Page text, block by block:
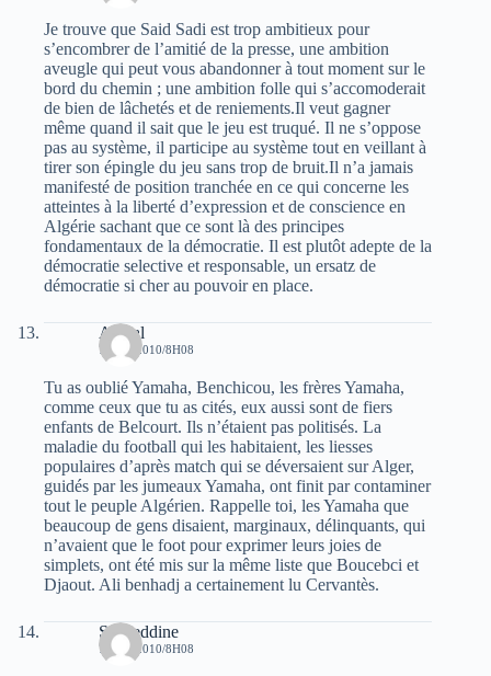
Je trouve que Said Sadi est trop ambitieux pour
s’encombrer de l’amitié de la presse, une ambition
aveugle qui peut vous abandonner à tout moment sur le
bord du chemin ; une ambition folle qui s’accomoderait
de bien de lâchetés et de reniements.Il veut gagner
même quand il sait que le jeu est truqué. Il ne s’oppose
pas au système, il participe au système tout en veillant à
tirer son épingle du jeu sans trop de bruit.Il n’a jamais
manifesté de position tranchée en ce qui concerne les
atteintes à la liberté d’expression et de conscience en
Algérie sachant que ce sont là des principes
fondamentaux de la démocratie. Il est plutôt adepte de la
démocratie selective et responsable, un ersatz de
démocratie si cher au pouvoir en place.
Amzal
7 MAI 2010/8H08
Tu as oublié Yamaha, Benchicou, les frères Yamaha,
comme ceux que tu as cités, eux aussi sont de fiers
enfants de Belcourt. Ils n’étaient pas politisés. La
maladie du football qui les habitaient, les liesses
populaires d’après match qui se déversaient sur Alger,
guidés par les jumeaux Yamaha, ont finit par contaminer
tout le peuple Algérien. Rappelle toi, les Yamaha que
beaucoup de gens disaient, marginaux, délinquants, qui
n’avaient que le foot pour exprimer leurs joies de
simplets, ont été mis sur la même liste que Boucebci et
Djaout. Ali benhadj a certainement lu Cervantès.
Saâdeddine
7 MAI 2010/8H08